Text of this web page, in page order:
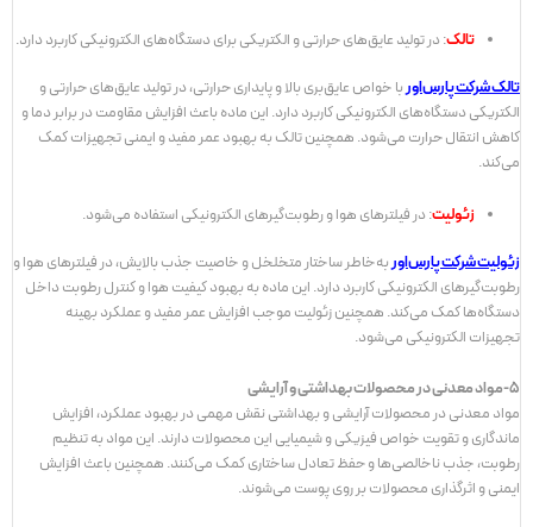
تالک: در تولید عایق‌های حرارتی و الکتریکی برای دستگاه‌های الکترونیکی کاربرد دارد.
تالک شرکت پارس‌اوربا خواص عایق‌بری بالا و پایداری حرارتی، در تولید عایق‌های حرارتی و
الکتریکی دستگاه‌های الکترونیکی کاربرد دارد. این ماده باعث افزایش مقاومت در برابر دما و
کاهش انتقال حرارت می‌شود. همچنین تالک به بهبود عمر مفید و ایمنی تجهیزات کمک
می‌کند.
زئولیت: در فیلترهای هوا و رطوبت‌گیرهای الکترونیکی استفاده می‌شود.
زئولیت شرکت پارس‌اور به‌خاطر ساختار متخلخل و خاصیت جذب بالایش، در فیلترهای هوا و
رطوبت‌گیرهای الکترونیکی کاربرد دارد. این ماده به بهبود کیفیت هوا و کنترل رطوبت داخل
دستگاه‌ها کمک می‌کند. همچنین زئولیت موجب افزایش عمر مفید و عملکرد بهینه
تجهیزات الکترونیکی می‌شود.
5-مواد معدنی در محصولات بهداشتی و آرایشی
مواد معدنی در محصولات آرایشی و بهداشتی نقش مهمی در بهبود عملکرد، افزایش
ماندگاری و تقویت خواص فیزیکی و شیمیایی این محصولات دارند. این مواد به تنظیم
رطوبت، جذب ناخالصی‌ها و حفظ تعادل ساختاری کمک می‌کنند. همچنین باعث افزایش
ایمنی و اثرگذاری محصولات بر روی پوست می‌شوند.